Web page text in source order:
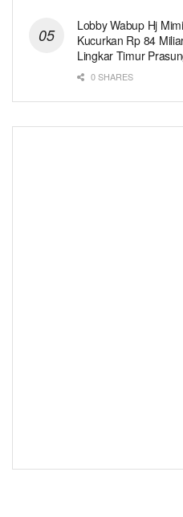
Lobby Wabup Hj
Kucurkan Rp 84
Lingkar Timur
0 SHARES